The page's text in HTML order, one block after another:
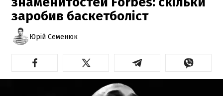
заробив баскетболіст
Юрій Семенюк